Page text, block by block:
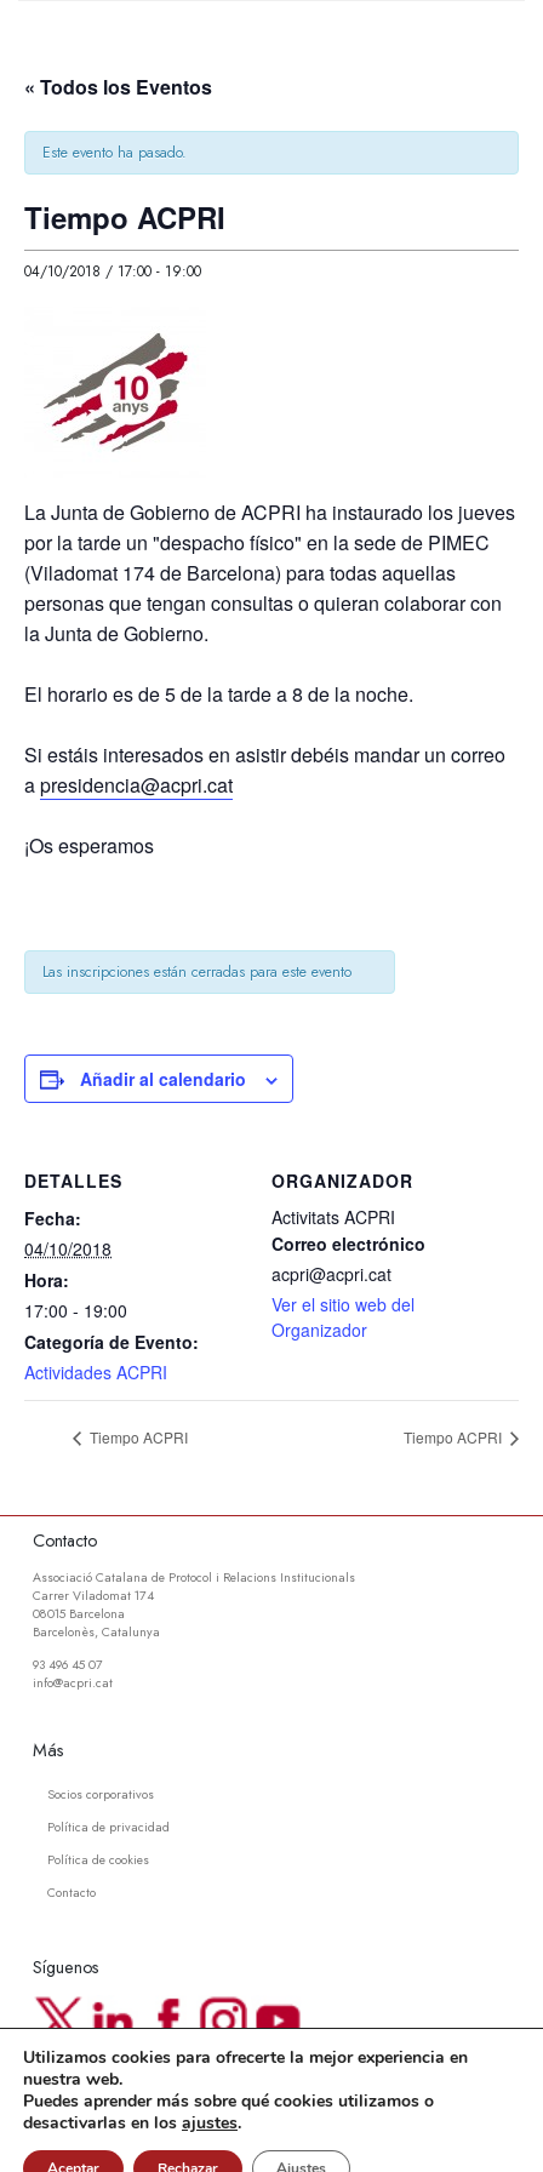
« Todos los Eventos
Este evento ha pasado.
Tiempo ACPRI
04/10/2018 / 17:00 - 19:00
La Junta de Gobierno de ACPRI ha instaurado los jueves
por la tarde un "despacho físico" en la sede de PIMEC
(Viladomat 174 de Barcelona) para todas aquellas
personas que tengan consultas o quieran colaborar con
la Junta de Gobierno.
El horario es de 5 de la tarde a 8 de la noche.
Si estáis interesados en asistir debéis mandar un correo
apresidencia@acpri.cat
¡Os esperamos
Las inscripciones están cerradas para este evento
Añadir al calendario
DETALLES
Fecha:
04/10/2018
Hora:
17:00 - 19:00
Categoría de Evento:
Actividades ACPRI
ORGANIZADOR
Activitats ACPRI
Correo electrónico
acpri@acpri.cat
Ver el sitio web del
Organizador
Tiempo ACPRI Tiempo ACPRI
Contacto
Associació Catalana de Protocol i Relacions Institucionals
Carrer Viladomat 174
08015 Barcelona
Barcelonès, Catalunya
93 496 45 07
info@acpri.cat
Más
Socios corporativos
Política de privacidad
Política de cookies
Contacto
Síguenos
Newsletter ACPRI
Suscríbete a nuestra newsletter
Utilizamos cookies para ofrecerte la mejor experiencia en
nuestra web.
Puedes aprender más sobre qué cookies utilizamos o
desactivarlas en los ajustes.